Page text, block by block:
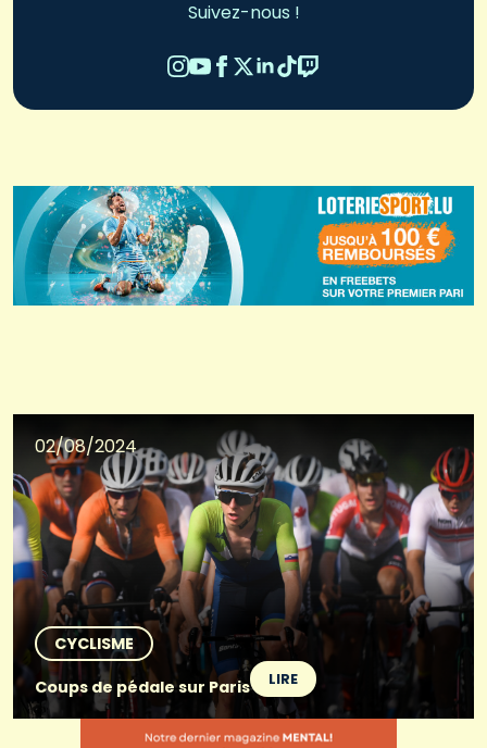
Suivez-nous !
02/08/2024
CYCLISME
Coups de pédale sur Paris
LIRE